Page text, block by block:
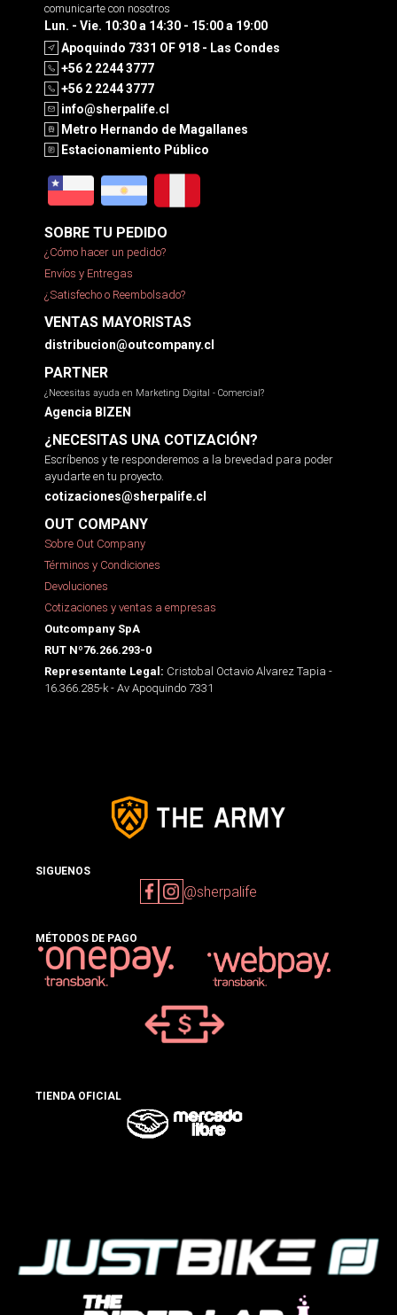
comunicarte con nosotros
Lun. - Vie. 10:30 a 14:30 - 15:00 a 19:00
Apoquindo 7331 OF 918 - Las Condes
+56 2 2244 3777
+56 2 2244 3777
info@sherpalife.cl
Metro Hernando de Magallanes
Estacionamiento Público
SOBRE TU PEDIDO
¿Cómo hacer un pedido?
Envíos y Entregas
¿Satisfecho o Reembolsado?
VENTAS MAYORISTAS
distribucion@outcompany.cl
PARTNER
¿Necesitas ayuda en Marketing Digital - Comercial?
Agencia BIZEN
¿NECESITAS UNA COTIZACIÓN?
Escríbenos y te responderemos a la brevedad para poder
ayudarte en tu proyecto.
cotizaciones@sherpalife.cl
OUT COMPANY
Sobre Out Company
Términos y Condiciones
Devoluciones
Cotizaciones y ventas a empresas
Outcompany SpA
RUT Nº76.266.293-0
Representante Legal: Cristobal Octavio Alvarez Tapia -
16.366.285-k - Av Apoquindo 7331
SIGUENOS
@sherpalife
MÉTODOS DE PAGO
TIENDA OFICIAL